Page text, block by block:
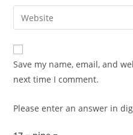
comment
email
address
comment
Enter
your
website
URL
(optional)
Save my name, email, and
next time I comment.
Please enter an answer in